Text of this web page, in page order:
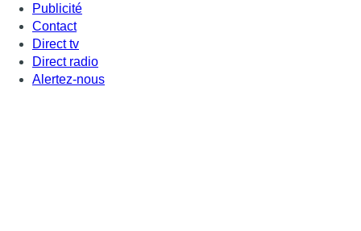
Publicité
Contact
Direct tv
Direct radio
Alertez-nous